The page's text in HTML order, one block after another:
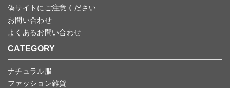
偽サイトにご注意ください
お問い合わせ
よくあるお問い合わせ
CATEGORY
ナチュラル服
ファッション雑貨